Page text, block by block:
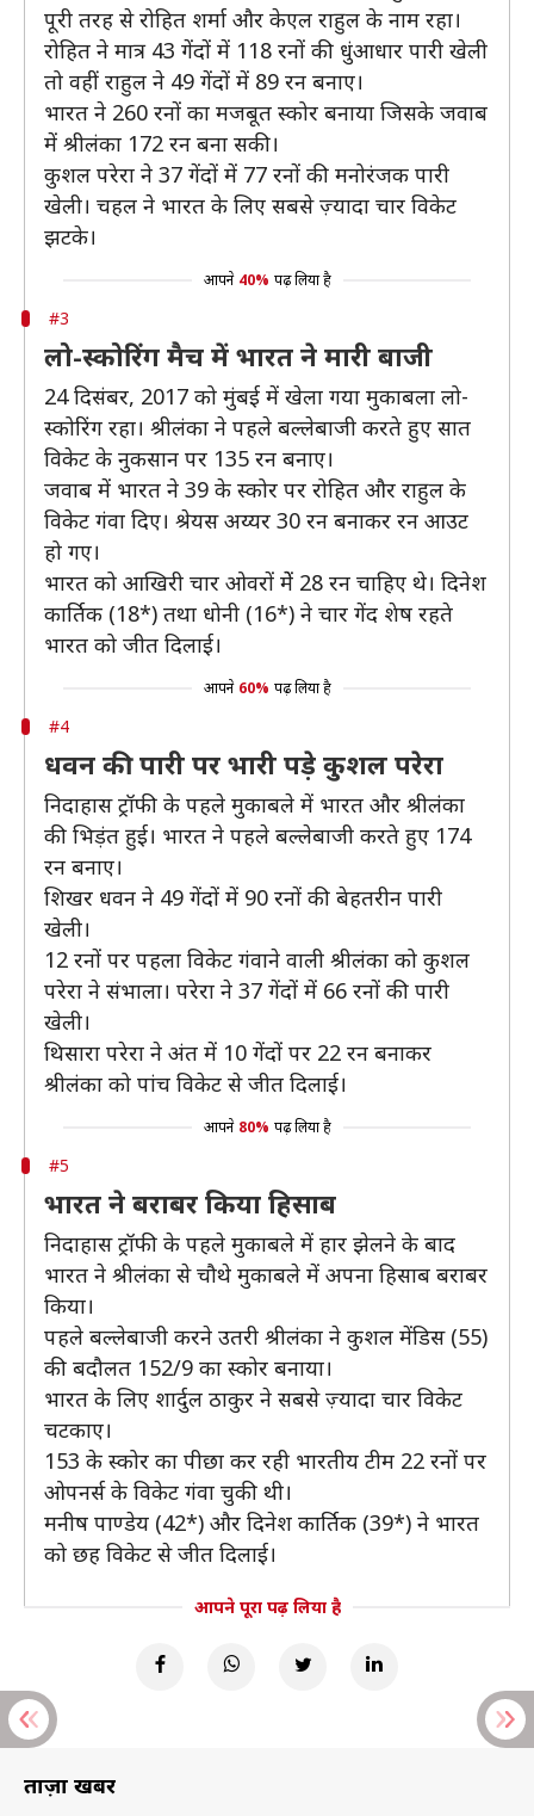
पूरी तरह से रोहित शर्मा और केएल राहुल के नाम रहा।
रोहित ने मात्र 43 गेंदों में 118 रनों की धुंआधार पारी खेली
तो वहीं राहुल ने 49 गेंदों में 89 रन बनाए।
भारत ने 260 रनों का मजबूत स्कोर बनाया जिसके जवाब
में श्रीलंका 172 रन बना सकी।
कुशल परेरा ने 37 गेंदों में 77 रनों की मनोरंजक पारी
खेली। चहल ने भारत के लिए सबसे ज़्यादा चार विकेट
झटके।
आपने 40% पढ़ लिया है
#3
लो-स्कोरिंग मैच में भारत ने मारी बाजी
24 दिसंबर, 2017 को मुंबई में खेला गया मुकाबला लो-
स्कोरिंग रहा। श्रीलंका ने पहले बल्लेबाजी करते हुए सात
विकेट के नुकसान पर 135 रन बनाए।
जवाब में भारत ने 39 के स्कोर पर रोहित और राहुल के
विकेट गंवा दिए। श्रेयस अय्यर 30 रन बनाकर रन आउट
हो गए।
भारत को आखिरी चार ओवरों मेें 28 रन चाहिए थे। दिनेश
कार्तिक (18*) तथा धोनी (16*) ने चार गेंद शेष रहते
भारत को जीत दिलाई।
आपने 60% पढ़ लिया है
#4
धवन की पारी पर भारी पड़े कुशल परेरा
निदाहास ट्रॉफी के पहले मुकाबले में भारत और श्रीलंंका
की भिड़ंत हुई। भारत ने पहले बल्लेबाजी करते हुए 174
रन बनाए।
शिखर धवन ने 49 गेंदों में 90 रनों की बेहतरीन पारी
खेली।
12 रनों पर पहला विकेट गंवाने वाली श्रीलंका को कुशल
परेरा ने संभाला। परेरा ने 37 गेंदों में 66 रनों की पारी
खेली।
थिसारा परेरा ने अंत में 10 गेंदों पर 22 रन बनाकर
श्रीलंका को पांच विकेट से जीत दिलाई।
आपने 80% पढ़ लिया है
#5
भारत ने बराबर किया हिसाब
निदाहास ट्रॉफी के पहले मुकाबले में हार झेलने के बाद
भारत ने श्रीलंका से चौथे मुकाबले में अपना हिसाब बराबर
किया।
पहले बल्लेबाजी करने उतरी श्रीलंका ने कुशल मेंडिस (55)
की बदौलत 152/9 का स्कोर बनाया।
भारत के लिए शार्दुल ठाकुर ने सबसे ज़्यादा चार विकेट
चटकाए।
153 के स्कोर का पीछा कर रही भारतीय टीम 22 रनों पर
ओपनर्स के विकेट गंवा चुकी थी।
मनीष पाण्डेय (42*) और दिनेश कार्तिक (39*) ने भारत
को छह विकेट से जीत दिलाई।
आपने पूरा पढ़ लिया है
ताज़ा खबरें